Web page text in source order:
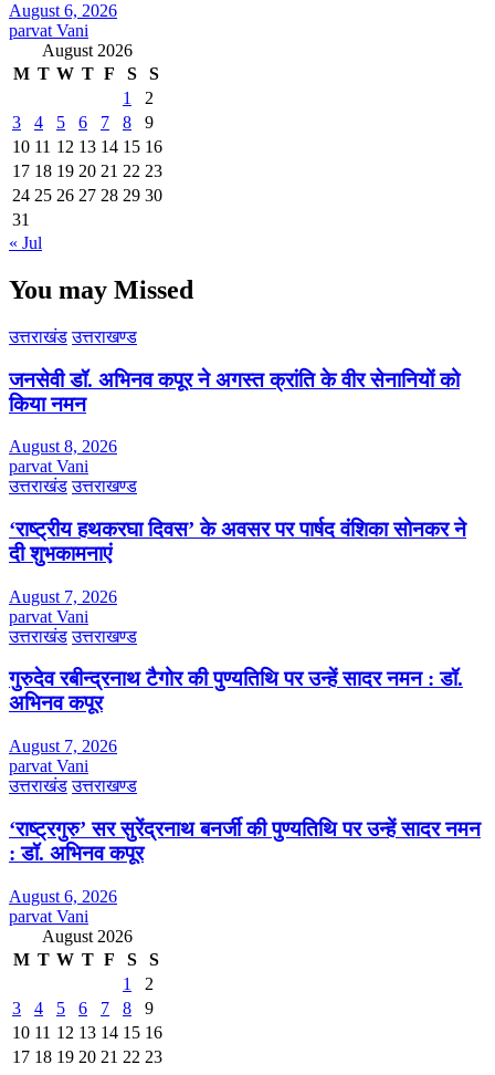
August 6, 2026
parvat Vani
August 2026
M T W T F S
S
1
2
3
4 5 6 7 8
9
10 11 12 13 14 15 16
17 18 19 20 21 22 23
24 25 26 27 28 29 30
31
« Jul
You may Missed
उत्तराखंड उत्तराखण्ड
जनसेवी डॉ. अभिनव कपूर ने अगस्त क्रांति के वीर सेनानियों को
किया नमन
August 8, 2026
parvat Vani
उत्तराखंड उत्तराखण्ड
‘राष्ट्रीय हथकरघा दिवस’ के अवसर पर पार्षद वंशिका सोनकर ने
दी शुभकामनाएं
August 7, 2026
parvat Vani
उत्तराखंड उत्तराखण्ड
गुरुदेव रबीन्द्रनाथ टैगोर की पुण्यतिथि पर उन्हें सादर नमन : डॉ.
अभिनव कपूर
August 7, 2026
parvat Vani
उत्तराखंड उत्तराखण्ड
‘राष्ट्रगुरु’ सर सुरेंद्रनाथ बनर्जी की पुण्यतिथि पर उन्हें सादर नमन
: डॉ. अभिनव कपूर
August 6, 2026
parvat Vani
August 2026
M T W T F S
S
1
2
3
4 5 6 7 8
9
10 11 12 13 14 15 16
17 18 19 20 21 22 23